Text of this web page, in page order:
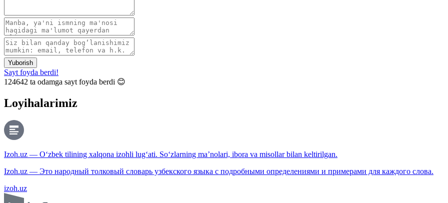
Yuborish
Sayt foyda berdi!
124642 ta odamga sayt foyda berdi 😊
Loyihalarimiz
Izoh.uz — O‘zbek tilining xalqona izohli lug‘ati. So‘zlarning ma’nolari, ibora va misollar bilan keltirilgan.
Izoh.uz — Это народный толковый словарь узбекского языка с подробными определениями и примерами для каждого слова.
izoh.uz